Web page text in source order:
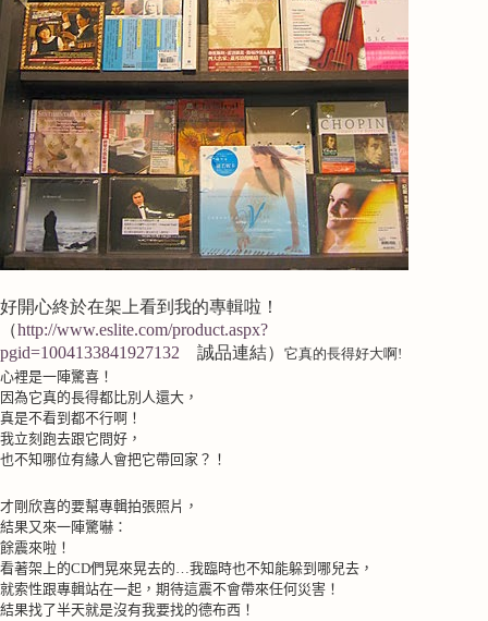
好開心終於在架上看到我的專輯啦！
（http://www.eslite.com/product.aspx?
pgid=1004133841927132 誠品連結） 它真的長得好大啊!
心裡是一陣驚喜！
因為它真的長得都比別人還大，
真是不看到都不行啊！
我立刻跑去跟它問好，
也不知哪位有緣人會把它帶回家？！
才剛欣喜的要幫專輯拍張照片，
結果又來一陣驚嚇：
餘震來啦！
看著架上的CD們晃來晃去的…我臨時也不知能躲到哪兒去，
就索性跟專輯站在一起，期待這震不會帶來任何災害！
結果找了半天就是沒有我要找的德布西！